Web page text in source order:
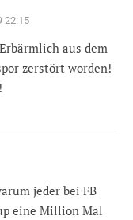
22:15
aus dem
zerstört worden!
jeder bei FB
eine Million Mal